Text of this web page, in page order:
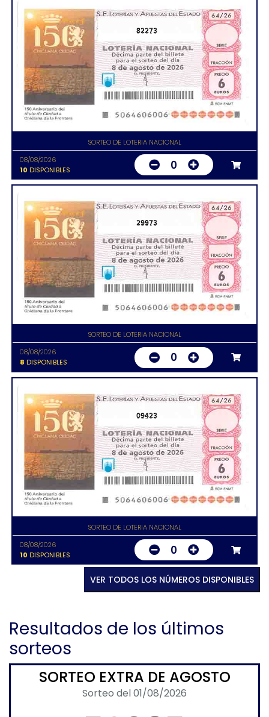
82273
SORTEO DE LOTERIA NACIONAL
08/08/2026
10 DISPONIBLES 0
29973
SORTEO DE LOTERIA NACIONAL
08/08/2026
8 DISPONIBLES 0
09423
SORTEO DE LOTERIA NACIONAL
08/08/2026
10 DISPONIBLES 0
VER TODOS LOS NÚMEROS DISPONIBLES
Resultados de los últimos
sorteos
SORTEO EXTRA DE AGOSTO
Sorteo del 01/08/2026